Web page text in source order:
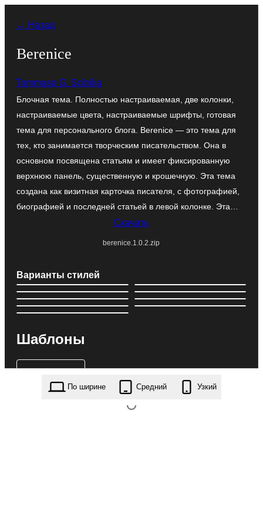
содержимому
← Назад
Berenice
Tommaso G. Scibilia
Блочная тема. Полностью настраиваемая, две колонки,
настраиваемые цвета, настраиваемые шрифты, готовая
тема для персонального блога. Berenice — это тема для
тех, кто занимается творческим писательством. Она в
основном посвящена статьям и имеет фиксированную
верхнюю панель, существенную и крошечную. Эта тема
создана как визитная карточка писателя, с фотографией,
биографией и последней статьей в левой колонке. Эта…
Скачать
berenice.1.0.2.zip
Варианты стилей
Шаблоны
По ширине Средний Узкий